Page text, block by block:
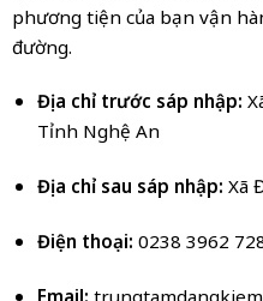
phương tiện của bạn vận
đường.
Địa chỉ trước sáp nhập:
Tỉnh Nghệ An
Địa chỉ sau sáp nhập: Xã
Điện thoại: 0238 3962
Email: